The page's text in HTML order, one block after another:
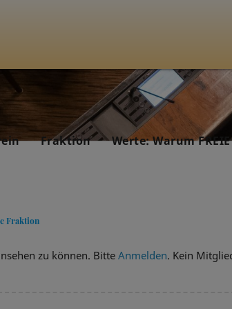
Fraktion Werte: Warum
Fraktion
zu können. BitteAnmelden. Kein